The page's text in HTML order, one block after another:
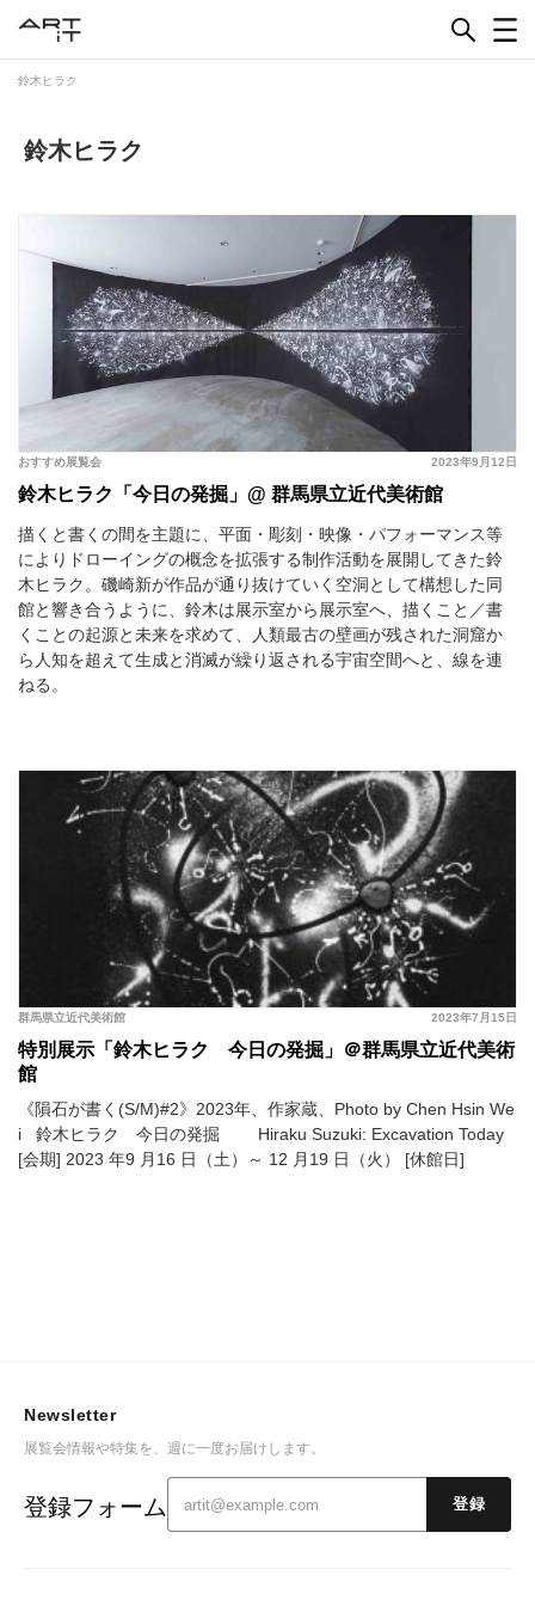
鈴木ヒラク
鈴木ヒラク
2023年9月12日
おすすめ展覧会
鈴木ヒラク「今日の発掘」@ 群馬県立近代美術館
描くと書くの間を主題に、平面・彫刻・映像・パフォーマンス等
によりドローイングの概念を拡張する制作活動を展開してきた鈴
木ヒラク。磯崎新が作品が通り抜けていく空洞として構想した同
館と響き合うように、鈴木は展示室から展示室へ、描くこと／書
くことの起源と未来を求めて、人類最古の壁画が残された洞窟か
ら人知を超えて生成と消滅が繰り返される宇宙空間へと、線を連
ねる。
2023年7月15日
群馬県立近代美術館
特別展示「鈴木ヒラク 今日の発掘」＠群馬県立近代美術
館
《隕石が書く(S/M)#2》2023年、作家蔵、Photo by Chen Hsin We
i 鈴木ヒラク 今日の発掘 Hiraku Suzuki: Excavation Today
[会期] 2023 年9 月16 日（土）～ 12 月19 日（火） [休館日]
Newsletter
展覧会情報や特集を、週に一度お届けします。
登録フォーム 登録